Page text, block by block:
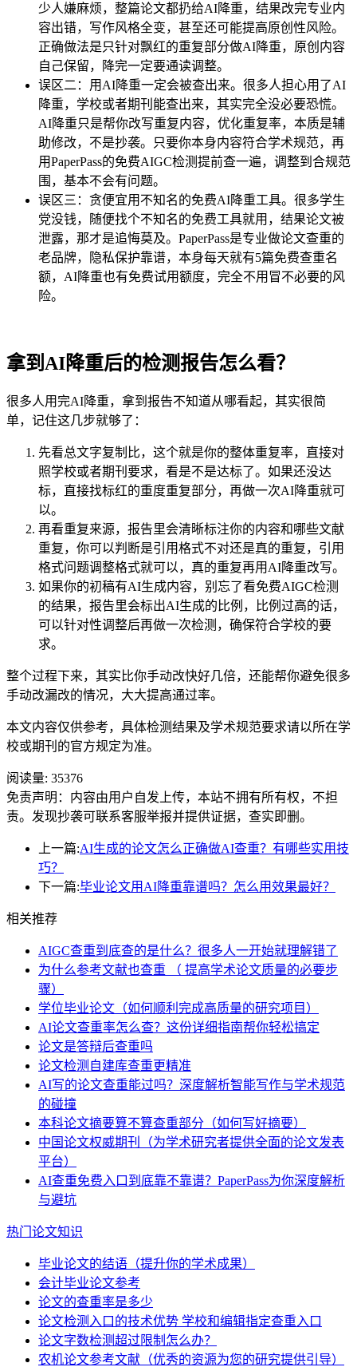
少人嫌麻烦，整篇论文都扔给AI降重，结果改完专业内
容出错，写作风格全变，甚至还可能提高原创性风险。
正确做法是只针对飘红的重复部分做AI降重，原创内容
自己保留，降完一定要通读调整。
误区二：用AI降重一定会被查出来。很多人担心用了AI
降重，学校或者期刊能查出来，其实完全没必要恐慌。
AI降重只是帮你改写重复内容，优化重复率，本质是辅
助修改，不是抄袭。只要你本身内容符合学术规范，再
用PaperPass的免费AIGC检测提前查一遍，调整到合规范
围，基本不会有问题。
误区三：贪便宜用不知名的免费AI降重工具。很多学生
党没钱，随便找个不知名的免费工具就用，结果论文被
泄露，那才是追悔莫及。PaperPass是专业做论文查重的
老品牌，隐私保护靠谱，本身每天就有5篇免费查重名
额，AI降重也有免费试用额度，完全不用冒不必要的风
险。
拿到AI降重后的检测报告怎么看？
很多人用完AI降重，拿到报告不知道从哪看起，其实很简
单，记住这几步就够了：
先看总文字复制比，这个就是你的整体重复率，直接对
照学校或者期刊要求，看是不是达标了。如果还没达
标，直接找标红的重度重复部分，再做一次AI降重就可
以。
再看重复来源，报告里会清晰标注你的内容和哪些文献
重复，你可以判断是引用格式不对还是真的重复，引用
格式问题调整格式就可以，真的重复再用AI降重改写。
如果你的初稿有AI生成内容，别忘了看免费AIGC检测
的结果，报告里会标出AI生成的比例，比例过高的话，
可以针对性调整后再做一次检测，确保符合学校的要
求。
整个过程下来，其实比你手动改快好几倍，还能帮你避免很多
手动改漏改的情况，大大提高通过率。
本文内容仅供参考，具体检测结果及学术规范要求请以所在学
校或期刊的官方规定为准。
阅读量: 35376
免责声明：内容由用户自发上传，本站不拥有所有权，不担
责。发现抄袭可联系客服举报并提供证据，查实即删。
上一篇:AI生成的论文怎么正确做AI查重？有哪些实用技
巧？
下一篇:毕业论文用AI降重靠谱吗？怎么用效果最好？
相关推荐
AIGC查重到底查的是什么？很多人一开始就理解错了
为什么参考文献也查重 （ 提高学术论文质量的必要步
骤）
学位毕业论文（如何顺利完成高质量的研究项目）
AI论文查重率怎么查？这份详细指南帮你轻松搞定
论文是答辩后查重吗
论文检测自建库查重更精准
AI写的论文查重能过吗？深度解析智能写作与学术规范
的碰撞
本科论文摘要算不算查重部分（如何写好摘要）
中国论文权威期刊（为学术研究者提供全面的论文发表
平台）
AI查重免费入口到底靠不靠谱？PaperPass为你深度解析
与避坑
热门论文知识
毕业论文的结语（提升你的学术成果）
会计毕业论文参考
论文的查重率是多少
论文检测入口的技术优势 学校和编辑指定查重入口
论文字数检测超过限制怎么办？
农机论文参考文献（优秀的资源为您的研究提供引导）